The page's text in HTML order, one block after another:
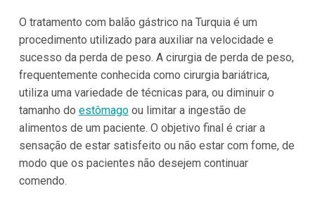
O tratamento com balão gástrico na Turquia é um
procedimento utilizado para auxiliar na velocidade e
sucesso da perda de peso. A cirurgia de perda de peso,
frequentemente conhecida como cirurgia bariátrica,
utiliza uma variedade de técnicas para, ou diminuir o
tamanho do estômagoou limitar a ingestão de
alimentos de um paciente. O objetivo final é criar a
sensação de estar satisfeito ou não estar com fome, de
modo que os pacientes não desejem continuar
comendo.